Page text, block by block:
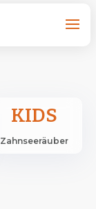
KIDS
Zahnseeräuber